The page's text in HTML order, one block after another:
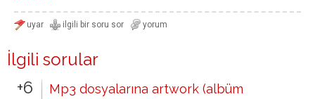
İlgili sorular
+6
Mp3 dosyalarına artwork (albüm